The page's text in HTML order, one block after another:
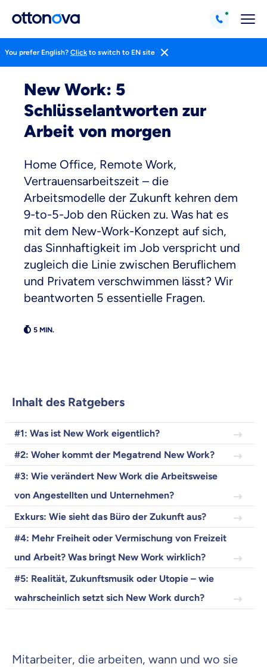
You prefer English? Click to switch to EN site
Life Hacks
New Work: 5
Schlüsselantworten zur
Arbeit von morgen
Home Office, Remote Work,
Vertrauensarbeitszeit – die
Arbeitsmodelle der Zukunft kehren dem
9-to-5-Job den Rücken zu. Was hat es
mit dem New-Work-Konzept auf sich,
das Sinnhaftigkeit im Job verspricht und
zugleich die Linie zwischen Beruflichem
und Privatem verschwimmen lässt? Wir
beantworten 5 essentielle Fragen.
Inhalt des Ratgebers
#1: Was ist New Work eigentlich?
#2: Woher kommt der Megatrend New Work?
#3: Wie verändert New Work die Arbeitsweise
von Angestellten und Unternehmen?
Exkurs: Wie sieht das Büro der Zukunft aus?
#4: Mehr Freiheit oder Vermischung von Freizeit
und Arbeit? Was bringt New Work wirklich?
#5: Realität, Zukunftsmusik oder Utopie – wie
wahrscheinlich setzt sich New Work durch?
Mitarbeiter, die arbeiten, wann und wo sie
Wir möchten, dass du dich aus Überzeugung für
uns entscheidest.
Vergleich mit anderen Tarifen am Markt
Wir helfen dir dabei Unterschiede in
Versicherungen zu verstehen
Wozu dürfen wir dich beraten?
Versicherungsprodukt wählen
Krankenvoll
Versicherung